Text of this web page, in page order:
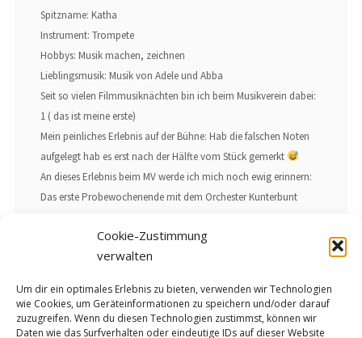
Cookie-Zustimmung
verwalten
Um dir ein optimales Erlebnis zu bieten, verwenden wir Technologien
wie Cookies, um Geräteinformationen zu speichern und/oder darauf
zuzugreifen. Wenn du diesen Technologien zustimmst, können wir
Daten wie das Surfverhalten oder eindeutige IDs auf dieser Website
Spitzname: Katha
Instrument: Trompete
Hobbys: Musik machen, zeichnen
Lieblingsmusik: Musik von Adele und Abba
Seit so vielen Filmmusiknächten bin ich beim Musikverein dabei:
1 ( das ist meine erste)
Mein peinliches Erlebnis auf der Bühne: Hab die falschen Noten
aufgelegt hab es erst nach der Hälfte vom Stück gemerkt
An dieses Erlebnis beim MV werde ich mich noch ewig erinnern:
Das erste Probewochenende mit dem Orchester Kunterbunt